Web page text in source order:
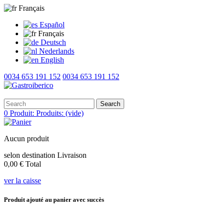
Français
Español
Français
Deutsch
Nederlands
English
0034 653 191 152 0034 653 191 152
Search
0 Produit: Produits: (vide)
Aucun produit
selon destination Livraison
0,00 € Total
ver la caisse
Produit ajouté au panier avec succès